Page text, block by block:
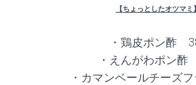
【ちょっとしたオツマミ】
・鶏皮ポン酢
・えんがわポン
・カマンベールチーズ